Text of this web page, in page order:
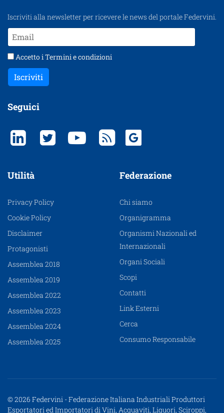
Iscriviti alla newsletter per ricevere le news del portale Federvini.
Accetto iTermini e condizioni
Iscriviti
Seguici
Utilità
Privacy Policy
Cookie Policy
Disclaimer
Protagonisti
Assemblea 2018
Assemblea 2019
Assemblea 2022
Assemblea 2023
Assemblea 2024
Assemblea 2025
Federazione
Chi siamo
Organigramma
Organismi Nazionali ed
Internazionali
Organi Sociali
Scopi
Contatti
Link Esterni
Cerca
Consumo Responsabile
© 2026 Federvini - Federazione Italiana Industriali Produttori
Esportatori ed Importatori di Vini, Acquaviti, Liquori, Sciroppi,